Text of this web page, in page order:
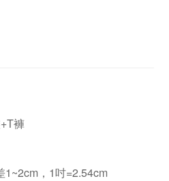
褲
，1吋=2.54cm